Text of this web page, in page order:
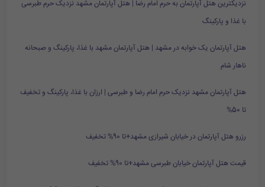
نزدیکترین هتل آپارتمان به حرم امام رضا | هتل آپارتمان مشهد نزدیک حرم طبرسی
با غذا و پارکینگ
هتل آپارتمان یک خوابه در مشهد | هتل آپارتمان مشهد با غذا، پارکینگ و صبحانه
ناهار شام
هتل آپارتمان مشهد نزدیک حرم امام رضا و طبرسی | ارزان با غذا، پارکینگ و تخفیف
تا 50%
رزرو هتل آپارتمان در خیابان شیرازی مشهد+تا 90% تخفیف
قیمت هتل آپارتمان خیابان طبرسی مشهد+تا 90% تخفیف